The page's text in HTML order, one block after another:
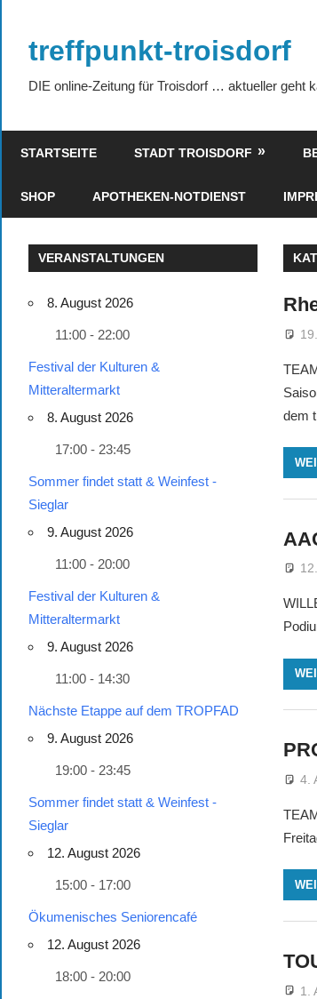
springentreffpunkt-troisdorf
DIE online-Zeitung für Troisdorf … aktueller geht
STARTSEITE STADT TROISDORF
SHOP APOTHEKEN-NOTDIENST
dem
4.
1.
VERANSTALTUNGEN
8. August 2026
11:00 - 22:00
Festival der Kulturen &
Mitteraltermarkt
8. August 2026
17:00 - 23:45
Sommer findet statt & Weinfest -
Sieglar
9. August 2026
11:00 - 20:00
Festival der Kulturen &
Mitteraltermarkt
9. August 2026
11:00 - 14:30
Nächste Etappe auf dem TROPFAD
9. August 2026
19:00 - 23:45
Sommer findet statt & Weinfest -
Sieglar
12. August 2026
15:00 - 17:00
Ökumenisches Seniorencafé
12. August 2026
18:00 - 20:00